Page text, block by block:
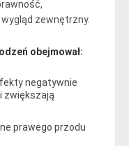
zewnętrzny.
obejmował:
negatywnie
zwiększają
prawego przodu